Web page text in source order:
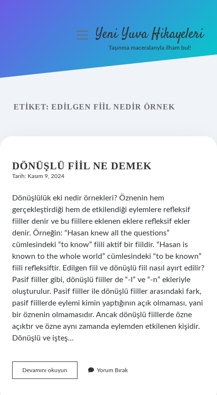
Yasal Uyarı
menüyüYeni Yuva Hikayeleri
Taşınma maceralarıyla ilham bul!
ETIKET: EDILGEN FIIL NEDIR ÖRNEK
DÖNÜŞLÜ FIIL NE DEMEK
Tarih: Kasım 9, 2024
Dönüşlülük eki nedir örnekleri? Öznenin hem
gerçekleştirdiği hem de etkilendiği eylemlere refleksif
fiiller denir ve bu fiillere eklenen eklere refleksif ekler
denir. Örneğin: “Hasan knew all the questions”
cümlesindeki “to know” fiili aktif bir fiildir. “Hasan is
known to the whole world” cümlesindeki “to be known”
fiili refleksiftir. Edilgen fiil ve dönüşlü fiil nasıl ayırt edilir?
Pasif fiiller gibi, dönüşlü fiiller de “-l” ve “-n” ekleriyle
oluşturulur. Pasif fiiller ile dönüşlü fiiller arasındaki fark,
pasif fiillerde eylemi kimin yaptığının açık olmaması, yani
bir öznenin olmamasıdır. Ancak dönüşlü fiillerde özne
açıktır ve özne aynı zamanda eylemden etkilenen kişidir.
Dönüşlü ve işteş…
Devamını okuyun Dönüşlü
Fiil
Yorum Bırak